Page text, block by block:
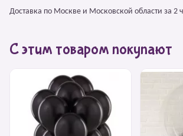
Доставка по Москве и Московской области за 2
С этим товаром покупают